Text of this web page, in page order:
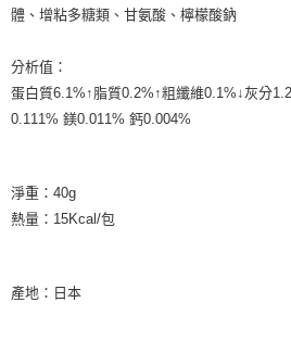
ATM／網路銀行／等多元方式進行付款，方視
後付繳納相關費用。
※ 交易是否成功請以「AFTEE先享後付 」之
是否繳費成功／繳費後需取消欲退款等相關疑
客戶支援中心」 https://
１．透過由恩沛科技股份有限公司提供之「
權轉讓予恩沛科技股份有限公司。
３．未成年的使用者請事先徵得法定代理人或
「AFTEE先享後付」，若未經同意申辦者引
宅配運費
香港地區
體、增粘多糖類、甘氨酸、檸檬酸鈉
分析值：
蛋白質6.1%↑脂質0.2%↑粗纖維0.1%↓灰分
0.111% 鎂0.011% 鈣0.004%
淨重：40g
熱量：15Kcal/包
產地：日本